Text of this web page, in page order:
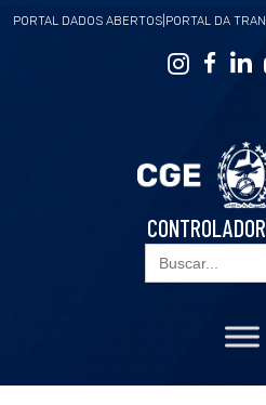
PORTAL DADOS ABERTOS| PORTAL DA
Search
for: